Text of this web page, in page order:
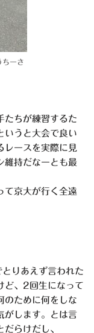
ちーさ
たちが練習するた
いうと大会で良い
レースを実際に見
維持だなーとも最
て京大が行く全遠
りあえず言われた
ど、2回生になって
のために何をしな
がします。とは言
らけだし、